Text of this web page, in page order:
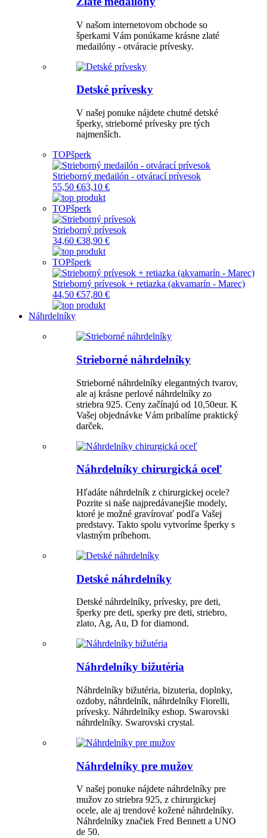
V našom internetovom obchode so
šperkami Vám ponúkame krásne zlaté
medailóny - otváracie prívesky.
Detské prívesky
V našej ponuke nájdete chutné detské
šperky, strieborné prívesky pre tých
najmenších.
TOPšperk
Strieborný medailón - otvárací prívesok
55,50 €63,10 €
TOPšperk
Strieborný prívesok
34,60 €38,90 €
TOPšperk
Strieborný prívesok + retiazka (akvamarín - Marec)
44,50 €57,80 €
Náhrdelníky
Strieborné náhrdelníky
Strieborné náhrdelníky elegantných tvarov,
ale aj krásne perlové náhrdelníky zo
striebra 925. Ceny začínajú od 10,50eur. K
Vašej objednávke Vám pribalíme praktický
darček.
Náhrdelníky chirurgická oceľ
Hľadáte náhrdelník z chirurgickej ocele?
Pozrite si naše najpredávanejšie modely,
ktoré je možné gravírovať podľa Vašej
predstavy. Takto spolu vytvoríme šperky s
vlastným príbehom.
Detské náhrdelníky
Detské náhrdelníky, prívesky, pre deti,
šperky pre deti, sperky pre deti, striebro,
zlato, Ag, Au, D for diamond.
Náhrdelníky bižutéria
Náhrdelníky bižutéria, bizuteria, doplnky,
ozdoby, náhrdelník, náhrdelníky Fiorelli,
prívesky. Náhrdelníky eshop. Swarovski
náhrdelníky. Swarovski crystal.
Náhrdelníky pre mužov
V našej ponuke nájdete náhrdelníky pre
mužov zo striebra 925, z chirurgickej
ocele, ale aj trendové kožené náhrdelníky.
Náhrdelníky značiek Fred Bennett a UNO
de 50.